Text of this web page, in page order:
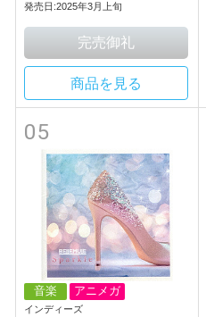
発売日:2025年3月上旬
商品を見る
05
音楽 アニメガ
インディーズ